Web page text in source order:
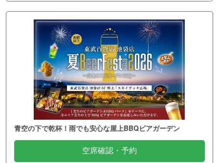
青空の下で乾杯！雨でも安心な屋上BBQビアガーデン
空席確認・予約